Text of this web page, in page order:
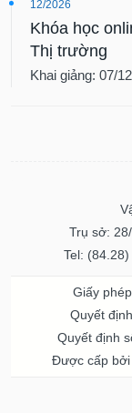
12/2026
Khóa học
Thị trường
Khai giảng: 07/
Trụ sở:
Tel:
Giấy
Quyết
Quyết định
Được cấp bởi